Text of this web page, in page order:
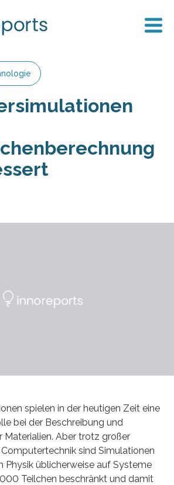
spielen in der heutigen Zeit eine
bei der Beschreibung und
Materialien. Aber trotz großer
sind Simulationen
Physik üblicherweise auf Systeme
Teilchen beschränkt und damit